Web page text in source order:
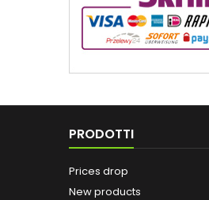
PRODOTTI
Prices drop
New products